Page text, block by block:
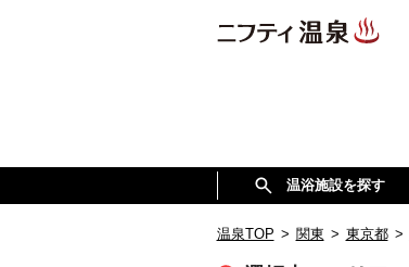
温浴施設を探す
温泉TOP > 関東 > 東京都 >